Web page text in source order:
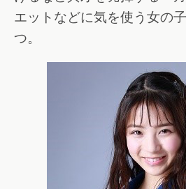
エットなどに気を使う女の
つ。